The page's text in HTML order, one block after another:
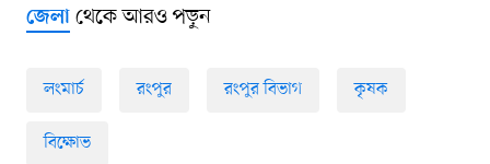
জেলাথেকে আরও পড়ুন
লংমার্চ রংপুর রংপুর বিভাগ কৃষক
বিক্ষোভ